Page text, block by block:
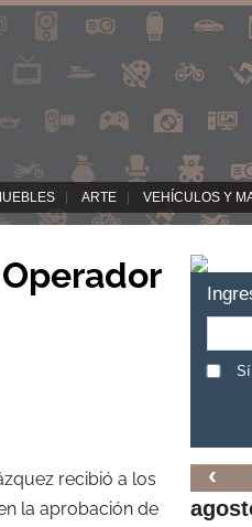
ARTE VEHÍCULOS Y
recibió a los
la aprobación de